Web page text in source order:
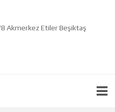
Akmerkez Etiler Beşiktaş